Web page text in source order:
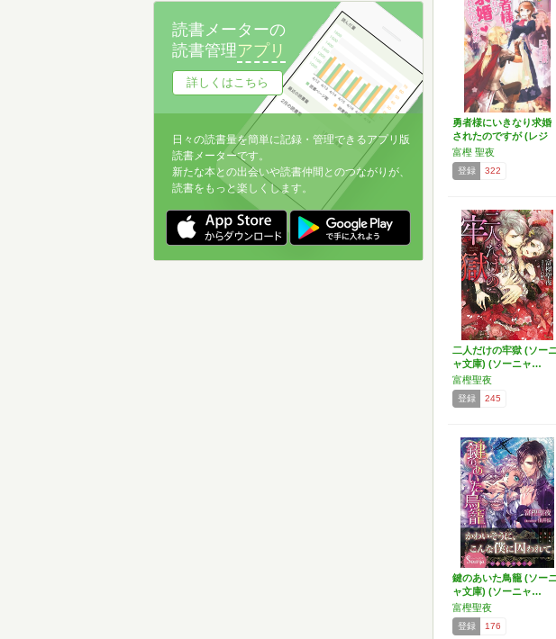
勇者様にいきなり求婚
されたのですが (レジ
ー…
富樫 聖夜
登録 322
二人だけの牢獄 (ソーニ
ャ文庫) (ソーニャ…
富樫聖夜
登録 245
鍵のあいた鳥籠 (ソーニ
ャ文庫) (ソーニャ…
富樫聖夜
登録 176
読書メーターの
読書管理アプリ
詳しくはこちら
日々の読書量を簡単に記録・管理できるアプリ版
読書メーターです。
新たな本との出会いや読書仲間とのつながりが、
読書をもっと楽しくします。